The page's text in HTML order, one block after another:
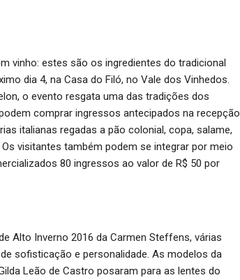
vinho: estes são os ingredientes do tradicional
dia 4, na Casa do Filó, no Vale dos Vinhedos.
o evento resgata uma das tradições dos
comprar ingressos antecipados na recepção
italianas regadas a pão colonial, copa, salame,
visitantes também podem se integrar por meio
80 ingressos ao valor de R$ 50 por
Alto Inverno 2016 da Carmen Steffens, várias
sofisticação e personalidade. As modelos da
Leão de Castro posaram para as lentes do